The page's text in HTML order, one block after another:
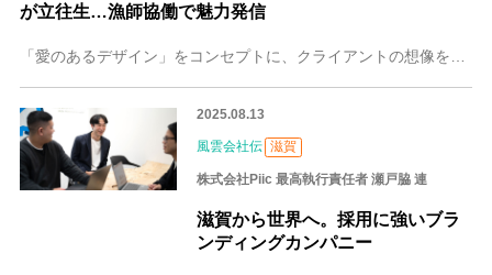
が立往生…漁師協働で魅力発信
2025.08.13
風雲会社伝 滋賀
株式会社Piic 最高執行責任者 瀬戸脇 連
滋賀から世界へ。採用に強いブラ
ンディングカンパニー